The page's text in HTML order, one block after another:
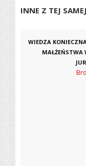
INNE Z TEJ
WIEDZA
MAŁŻEŃSTWA